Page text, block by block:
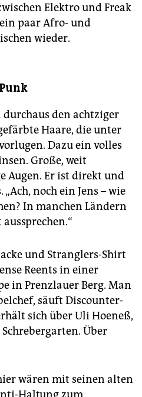
Elektro und Freak
paar Afro- und
wieder.
den achtziger
Haare, die unter
Dazu ein volles
Große, weit
Augen. Er ist direkt und
noch ein Jens – wie
In manchen Ländern
und Stranglers-Shirt
Reents in einer
in Prenzlauer Berg. Man
säuft Discounter-
sich über Uli Hoeneß,
Über
wären mit seinen alten